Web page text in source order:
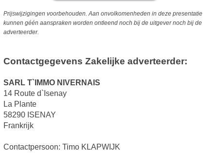
Prijswijzigingen voorbehouden. Aan onvolkomenheden in deze presentatie
kunnen géén aanspraken worden ontleend noch bij de uitgever noch bij de
adverteerder.
Contactgegevens Zakelijke adverteerder:
SARL T`IMMO NIVERNAIS
14 Route d`Isenay
La Plante
58290 ISENAY
Frankrijk
Contactpersoon: Timo KLAPWIJK